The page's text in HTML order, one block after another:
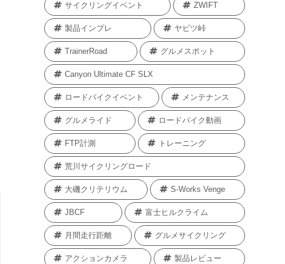
サイクリングイベント ZWIFT
製品インプレ ヤビツ峠
TrainerRoad グルメスポット
Canyon Ultimate CF SLX
ロードバイクイベント メンテナンス
グルメライド ロードバイク動画
FTP計測 トレーニング
荒川サイクリングロード
大磯クリテリウム S-Works Venge
JBCF 富士ヒルクライム
月間走行距離 グルメサイクリング
アクションカメラ 製品レビュー